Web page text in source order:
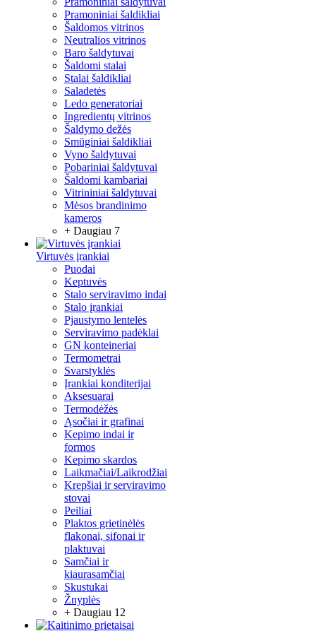
Pramoniniai šaldikliai
Šaldomos vitrinos
Neutralios vitrinos
Baro šaldytuvai
Šaldomi stalai
Stalai šaldikliai
Saladetės
Ledo generatoriai
Ingredientų vitrinos
Šaldymo dežės
Smūginiai šaldikliai
Vyno šaldytuvai
Pobariniai šaldytuvai
Šaldomi kambariai
Vitrininiai šaldytuvai
Mėsos brandinimo
kameros
+ Daugiau 7
Virtuvės įrankiai
Puodai
Keptuvės
Stalo serviravimo indai
Stalo įrankiai
Pjaustymo lentelės
Serviravimo padėklai
GN konteineriai
Termometrai
Svarstyklės
Įrankiai konditerijai
Aksesuarai
Termodėžės
Ąsočiai ir grafinai
Kepimo indai ir
formos
Kepimo skardos
Laikmačiai/Laikrodžiai
Krepšiai ir serviravimo
stovai
Peiliai
Plaktos grietinėlės
flakonai, sifonai ir
plaktuvai
Samčiai ir
kiaurasamčiai
Skustukai
Žnyplės
+ Daugiau 12